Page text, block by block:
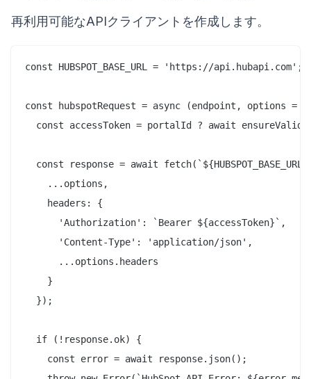
再利用可能なAPIクライアントを作成します。
const HUBSPOT_BASE_URL = 'https://api.hubapi.com';
const hubspotRequest = async (endpoint, options
const accessToken = portalId ? await
const response = await
    ...options,
    headers: {
      'Authorization': `Bearer ${accessToken}`,
      'Content-Type': 'application/json',
      ...options.headers
    }
  });
  if (!response.ok) {
    const error = await response.json();